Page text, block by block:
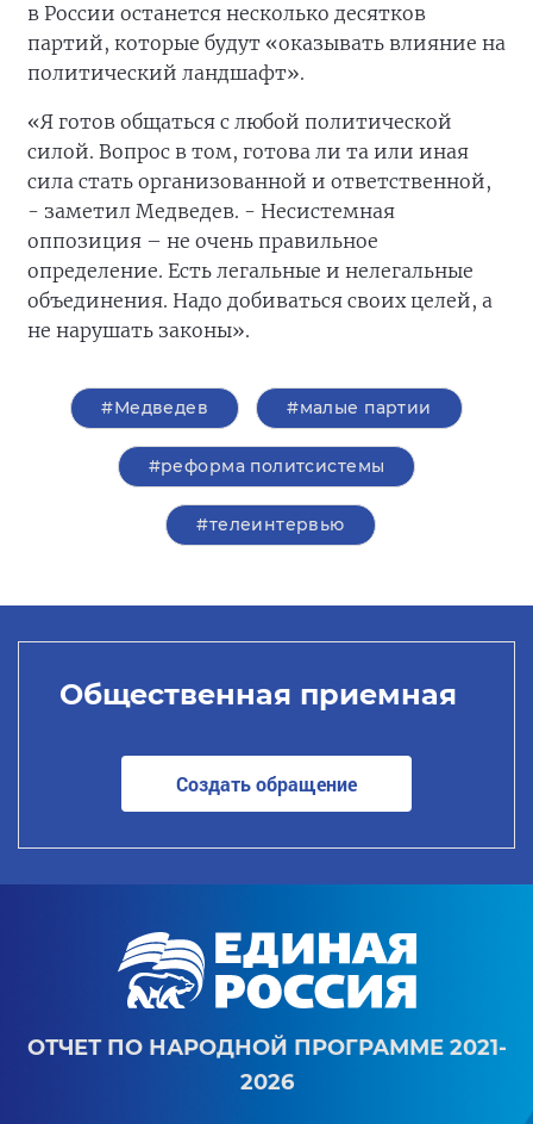
в России останется несколько десятков
партий, которые будут «оказывать влияние на
политический ландшафт».
«Я готов общаться с любой политической
силой. Вопрос в том, готова ли та или иная
сила стать организованной и ответственной,
- заметил Медведев. - Несистемная
оппозиция – не очень правильное
определение. Есть легальные и нелегальные
объединения. Надо добиваться своих целей, а
не нарушать законы».
#Медведев #малые партии
#реформа политсистемы
#телеинтервью
Общественная приемная
Создать обращение
ОТЧЕТ ПО НАРОДНОЙ ПРОГРАММЕ 2021-
2026